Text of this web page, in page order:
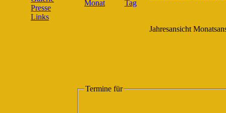
Presse
Links
Jahresansicht
Termine für